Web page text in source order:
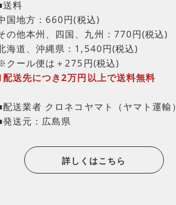
送料
国地方：660円(税込)
の他本州、四国、九州：770円(税込)
海道、沖縄県：1,540円(税込)
クール便は＋275円(税込)
配送先につき2万円以上で送料無料
配送業者 クロネコヤマト（ヤマト運輸）
発送元：広島県
詳しくはこちら